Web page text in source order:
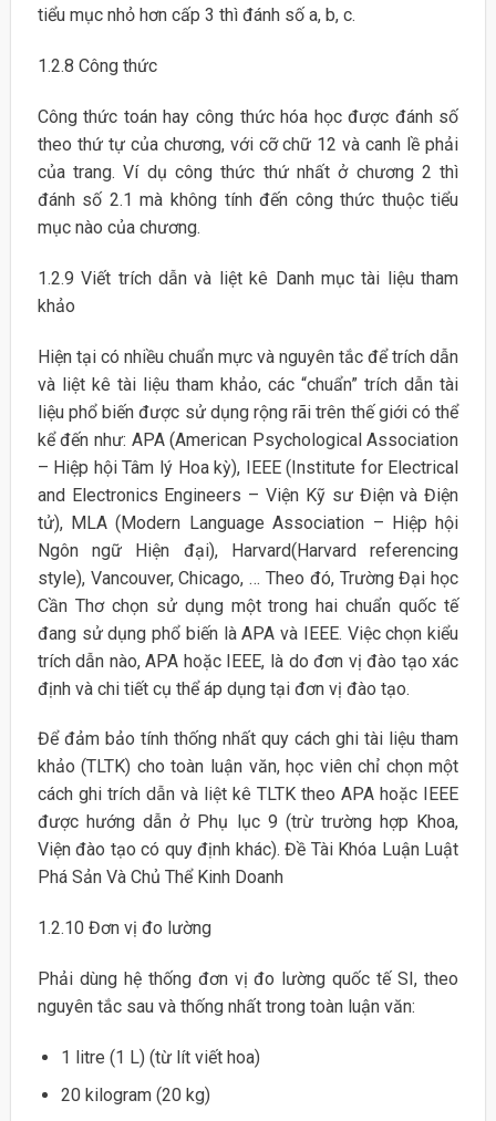
tiểu mục nhỏ hơn cấp 3 thì đánh số a, b, c.
1.2.8 Công thức
Công thức toán hay công thức hóa học được đánh số
theo thứ tự của chương, với cỡ chữ 12 và canh lề phải
của trang. Ví dụ công thức thứ nhất ở chương 2 thì
đánh số 2.1 mà không tính đến công thức thuộc tiểu
mục nào của chương.
1.2.9 Viết trích dẫn và liệt kê Danh mục tài liệu tham
khảo
Hiện tại có nhiều chuẩn mực và nguyên tắc để trích dẫn
và liệt kê tài liệu tham khảo, các “chuẩn” trích dẫn tài
liệu phổ biến được sử dụng rộng rãi trên thế giới có thể
kể đến như: APA (American Psychological Association
– Hiệp hội Tâm lý Hoa kỳ), IEEE (Institute for Electrical
and Electronics Engineers – Viện Kỹ sư Điện và Điện
tử), MLA (Modern Language Association – Hiệp hội
Ngôn ngữ Hiện đại), Harvard(Harvard referencing
style), Vancouver, Chicago, … Theo đó, Trường Đại học
Cần Thơ chọn sử dụng một trong hai chuẩn quốc tế
đang sử dụng phổ biến là APA và IEEE. Việc chọn kiểu
trích dẫn nào, APA hoặc IEEE, là do đơn vị đào tạo xác
định và chi tiết cụ thể áp dụng tại đơn vị đào tạo.
Để đảm bảo tính thống nhất quy cách ghi tài liệu tham
khảo (TLTK) cho toàn luận văn, học viên chỉ chọn một
cách ghi trích dẫn và liệt kê TLTK theo APA hoặc IEEE
được hướng dẫn ở Phụ lục 9 (trừ trường hợp Khoa,
Viện đào tạo có quy định khác). Đề Tài Khóa Luận Luật
Phá Sản Và Chủ Thể Kinh Doanh
1.2.10 Đơn vị đo lường
Phải dùng hệ thống đơn vị đo lường quốc tế SI, theo
nguyên tắc sau và thống nhất trong toàn luận văn:
1 litre (1 L) (từ lít viết hoa)
20 kilogram (20 kg)